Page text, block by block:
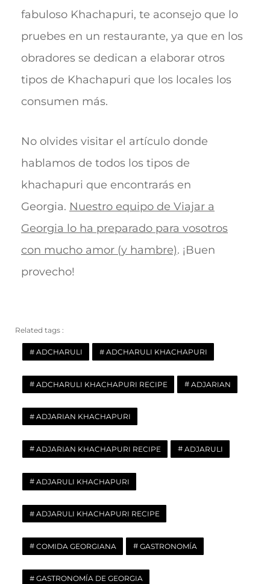
fabuloso Khachapuri, te aconsejo que lo
pruebes en un restaurante, ya que en los
obradores se dedican a elaborar otros
tipos de Khachapuri que los locales los
consumen más.
No olvides visitar el artículo donde
hablamos de todos los tipos de
khachapuri que encontrarás en
Georgia. Nuestro equipo de Viajar a
Georgia lo ha preparado para vosotros
con mucho amor (y hambre). ¡Buen
provecho!
Related tags :
ADCHARULI ADCHARULI KHACHAPURI
ADCHARULI KHACHAPURI RECIPE ADJARIAN
ADJARIAN KHACHAPURI
ADJARIAN KHACHAPURI RECIPE ADJARULI
ADJARULI KHACHAPURI
ADJARULI KHACHAPURI RECIPE
COMIDA GEORGIANA GASTRONOMÍA
GASTRONOMÍA DE GEORGIA